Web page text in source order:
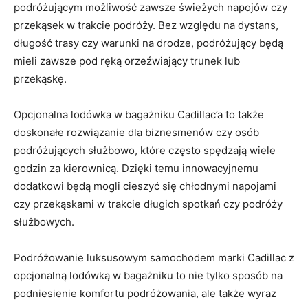
⁤podróżującym możliwość zawsze⁢ świeżych napojów czy
przekąsek ‌w ⁣trakcie podróży. ⁢Bez względu na dystans,
długość trasy czy‍ warunki na drodze,​ podróżujący będą
mieli zawsze pod ręką orzeźwiający trunek lub ​
przekąskę.
Opcjonalna⁣ lodówka w bagażniku ‍Cadillac’a to także
doskonałe ​rozwiązanie dla biznesmenów czy osób
podróżujących służbowo, ‍które często spędzają wiele
godzin za⁣ kierownicą. ‌Dzięki temu innowacyjnemu
dodatkowi będą ‌mogli cieszyć ⁣się chłodnymi napojami
czy przekąskami w​ trakcie ​długich spotkań czy podróży
służbowych.
Podróżowanie luksusowym samochodem marki ‌Cadillac z
‌opcjonalną⁣ lodówką w bagażniku to nie tylko sposób na
podniesienie‍ komfortu podróżowania, ​ale także wyraz